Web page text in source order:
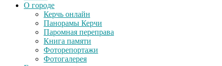
О городе
Керчь онлайн
Панорамы Керчи
Паромная переправа
Книга памяти
Фоторепортажи
Фотогалерея